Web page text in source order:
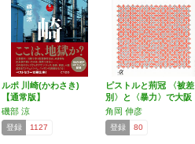
ルポ 川崎(かわさき)
【通常版】
磯部 涼
登録 1127
ピストルと荊冠 〈被差
別〉と〈暴力〉で大阪
を…
角岡 伸彦
登録 80